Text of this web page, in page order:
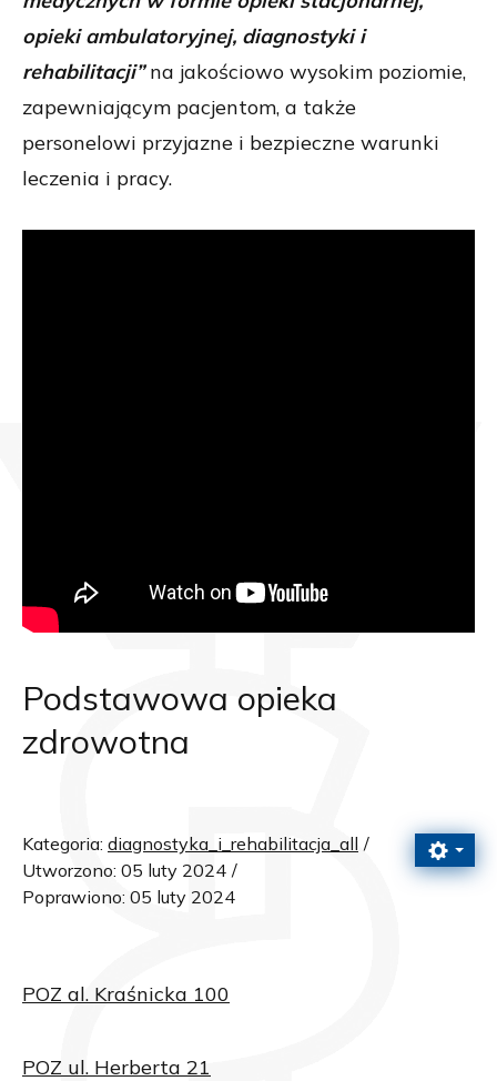
opieki ambulatoryjnej, diagnostyki i
rehabilitacji”na jakościowo wysokim poziomie,
zapewniającym pacjentom, a także
personelowi przyjazne i bezpieczne warunki
leczenia i pracy.
Podstawowa opieka
zdrowotna
Kategoria: diagnostyka_i_rehabilitacja_all
Utworzono: 05 luty 2024
Poprawiono: 05 luty 2024
POZ al. Kraśnicka 100
POZ ul. Herberta 21